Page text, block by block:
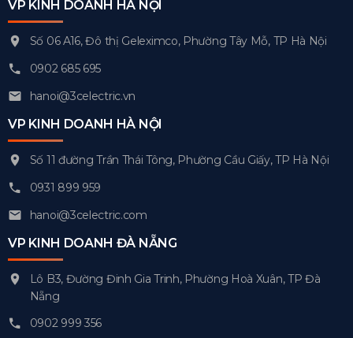
VP KINH DOANH HÀ NỘI
Số 06 A16, Đô thị Geleximco, Phường Tây Mỗ, TP Hà Nội
0902 685 695
hanoi@3celectric.vn
VP KINH DOANH HÀ NỘI
Số 11 đường Trần Thái Tông, Phường Cầu Giấy, TP Hà Nội
0931 899 959
hanoi@3celectric.com
VP KINH DOANH ĐÀ NẴNG
Lô B3, Đường Đinh Gia Trinh, Phường Hoà Xuân, TP Đà
Nẵng
0902 999 356